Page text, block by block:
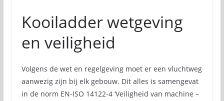
Kooiladder wetgeving
en veiligheid
Volgens de wet en regelgeving moet er een vluchtweg
aanwezig zijn bij elk gebouw. Dit alles is samengevat
in de norm EN-ISO 14122-4 ‘Veiligheid van machine –